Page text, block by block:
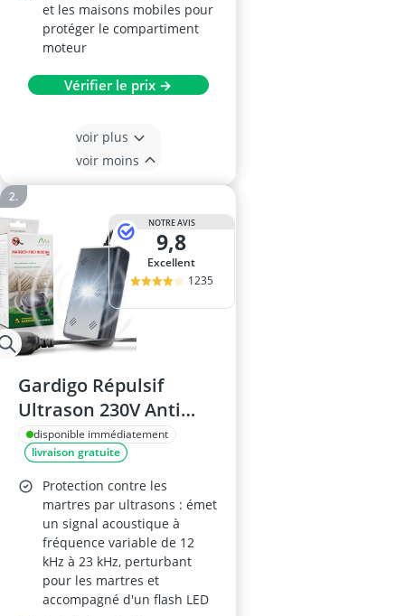
et les maisons mobiles pour
protéger le compartiment
moteur
Vérifier le prix →
voir plus
voir moins
NOTRE AVIS
9,8
Excellent
1235
Gardigo Répulsif
Ultrason 230V Anti
Martres et Rongeurs
disponible immédiatement
livraison gratuite
Protection contre les
martres par ultrasons : émet
un signal acoustique à
fréquence variable de 12
kHz à 23 kHz, perturbant
pour les martres et
accompagné d'un flash LED